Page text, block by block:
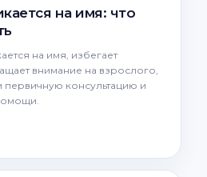
на имя: что
на имя, избегает
внимание на взрослого,
первичную консультацию и